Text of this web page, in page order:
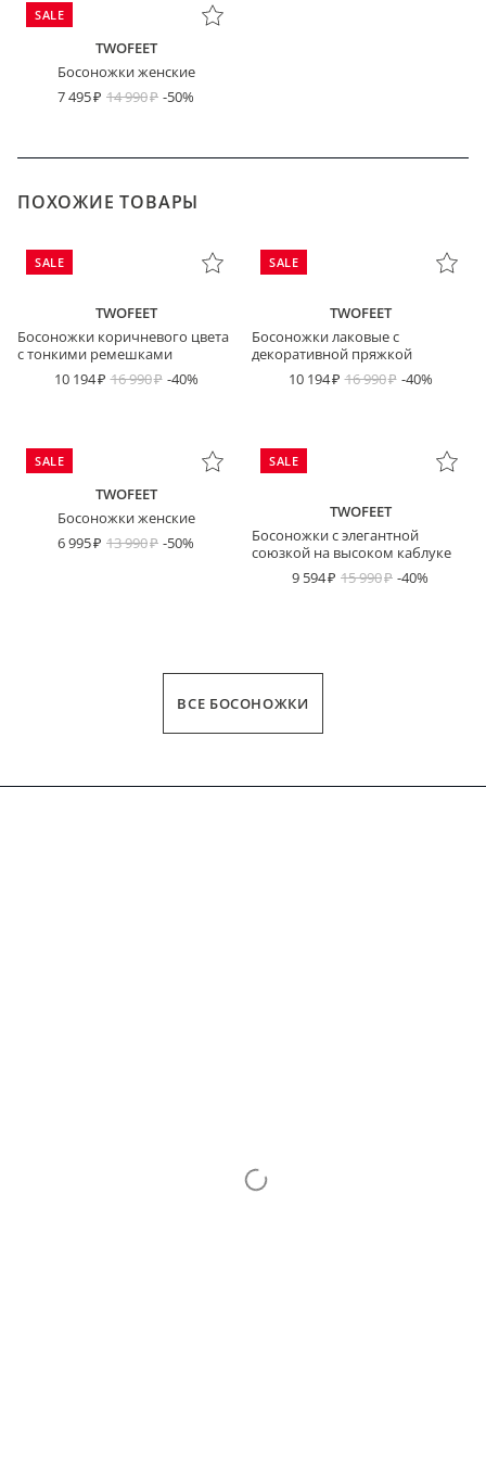
SALE
TWOFEET
Босоножки женские
7 495
14 990 -50%
ПОХОЖИЕ ТОВАРЫ
SALE
TWOFEET
Босоножки коричневого цвета
с тонкими ремешками
10 194
16 990 -40%
SALE
TWOFEET
Босоножки лаковые с
декоративной пряжкой
10 194
16 990 -40%
SALE
TWOFEET
Босоножки женские
6 995
13 990 -50%
SALE
TWOFEET
Босоножки с элегантной
союзкой на высоком каблуке
9 594
15 990 -40%
ВСЕ БОСОНОЖКИ